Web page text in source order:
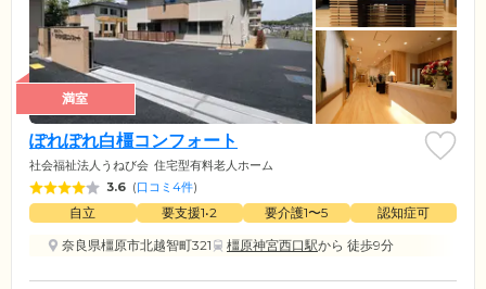
満室
ぽれぽれ白橿コンフォート
社会福祉法人うねび会 住宅型有料老人ホーム
3.6 (口コミ4件)
自立 要支援1•2 要介護1〜5
認知症可
奈良県橿原市北越智町321
橿原神宮西口駅から 徒歩9分